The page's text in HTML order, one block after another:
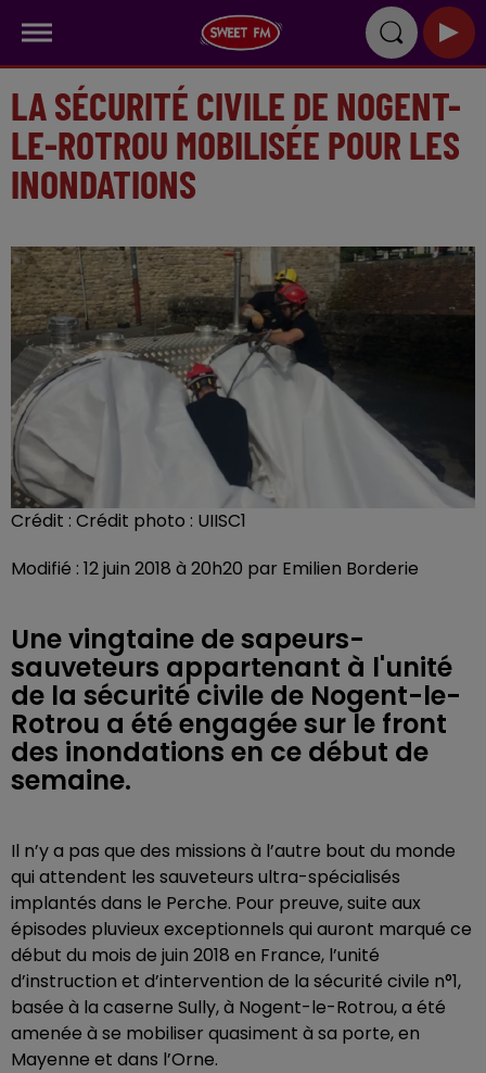
LA SÉCURITÉ CIVILE DE NOGENT-
LE-ROTROU MOBILISÉE POUR LES
INONDATIONS
Crédit : Crédit photo : UIISC1
Modifié : 12 juin 2018 à 20h20 par Emilien Borderie
Une vingtaine de sapeurs-
sauveteurs appartenant à l'unité
de la sécurité civile de Nogent-le-
Rotrou a été engagée sur le front
des inondations en ce début de
semaine.
Il n’y a pas que des missions à l’autre bout du monde
qui attendent les sauveteurs ultra-spécialisés
implantés dans le Perche. Pour preuve, suite aux
épisodes pluvieux exceptionnels qui auront marqué ce
début du mois de juin 2018 en France, l’unité
d’instruction et d’intervention de la sécurité civile n°1,
basée à la caserne Sully, à Nogent-le-Rotrou, a été
amenée à se mobiliser quasiment à sa porte, en
Mayenne et dans l’Orne.